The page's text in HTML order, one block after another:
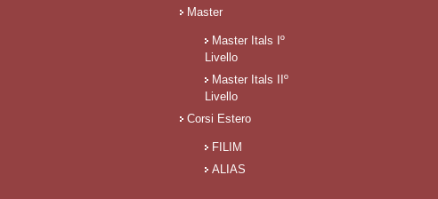
Master
Master Itals Iº
Livello
Master Itals IIº
Livello
Corsi Estero
FILIM
ALIAS